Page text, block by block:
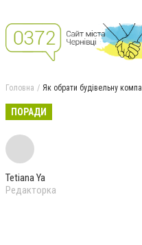
Головна Як обрати будівельну
ПОРАДИ
Tetiana Ya
Редакторка